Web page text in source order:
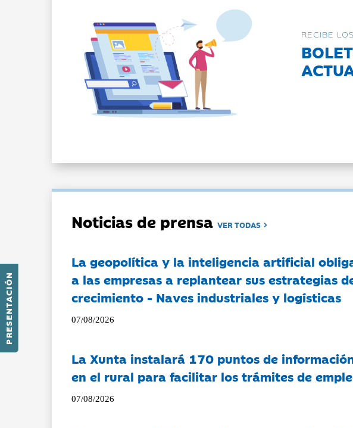
PRESENTACIÓN
RECIBE LOS
Noticias de prensaVER TODAS
La geopolítica y la inteligencia artificial
a las empresas a replantear sus estrategias
crecimiento - Naves industriales y logísticas
07/08/2026
La Xunta instalará 170 puntos de
en el rural para facilitar los trámites de
07/08/2026